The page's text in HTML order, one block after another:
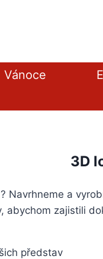
Vánoce
3D
Navrhneme a
abychom zajistili
představ